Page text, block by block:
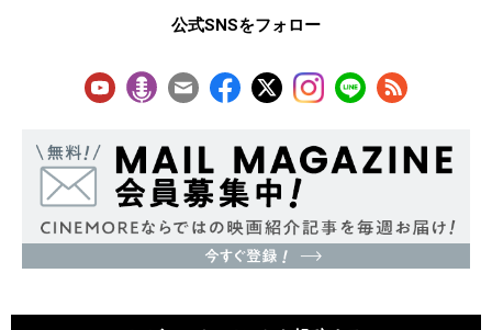
公式SNSをフォロー